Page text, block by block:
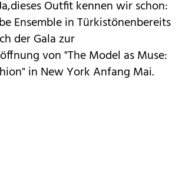
Outfit kennen wir schon:
Ensemble in Türkistönenbereits
der Gala zur
von "The Model as Muse:
in New York Anfang Mai.